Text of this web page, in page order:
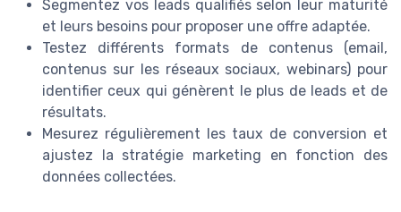
Segmentez vos leads qualifiés selon leur maturité
et leurs besoins pour proposer une offre adaptée.
Testez différents formats de contenus (email,
contenus sur les réseaux sociaux, webinars) pour
identifier ceux qui génèrent le plus de leads et de
résultats.
Mesurez régulièrement les taux de conversion et
ajustez la stratégie marketing en fonction des
données collectées.